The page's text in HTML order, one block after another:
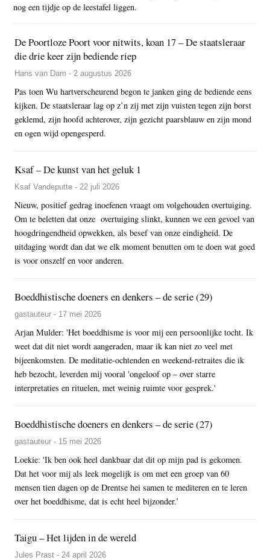
nog een tijdje op de leestafel liggen.
De Poortloze Poort voor nitwits, koan 17 – De staatsleraar
die drie keer zijn bediende riep
Hans van Dam - 2 augustus 2026
Pas toen Wu hartverscheurend begon te janken ging de bediende eens
kijken. De staatsleraar lag op z’n zij met zijn vuisten tegen zijn borst
geklemd, zijn hoofd achterover, zijn gezicht paarsblauw en zijn mond
en ogen wijd opengesperd.
Ksaf – De kunst van het geluk 1
Ksaf Vandeputte - 22 juli 2026
Nieuw, positief gedrag inoefenen vraagt om volgehouden overtuiging.
Om te beletten dat onze overtuiging slinkt, kunnen we een gevoel van
hoogdringendheid opwekken, als besef van onze eindigheid. De
uitdaging wordt dan dat we elk moment benutten om te doen wat goed
is voor onszelf en voor anderen.
Boeddhistische doeners en denkers – de serie (29)
gastauteur - 17 mei 2026
Arjan Mulder: 'Het boeddhisme is voor mij een persoonlijke tocht. Ik
weet dat dit niet wordt aangeraden, maar ik kan niet zo veel met
bijeenkomsten. De meditatie-ochtenden en weekend-retraites die ik
heb bezocht, leverden mij vooral 'ongeloof op – over starre
interpretaties en rituelen, met weinig ruimte voor gesprek.'
Boeddhistische doeners en denkers – de serie (27)
gastauteur - 15 mei 2026
Loekie: 'Ik ben ook heel dankbaar dat dit op mijn pad is gekomen.
Dat het voor mij als leek mogelijk is om met een groep van 60
mensen tien dagen op de Drentse hei samen te mediteren en te leren
over het boeddhisme, dat is echt heel bijzonder.’
Taigu – Het lijden in de wereld
Jules Prast - 24 april 2026